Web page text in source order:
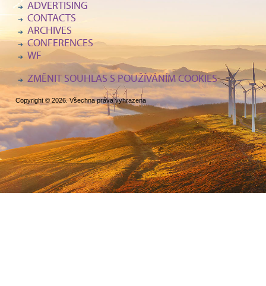
ADVERTISING
CONTACTS
ARCHIVES
CONFERENCES
WF
ZMĚNIT SOUHLAS S POUŽÍVÁNÍM COOKIES
Copyright © 2026. Všechna práva vyhrazena